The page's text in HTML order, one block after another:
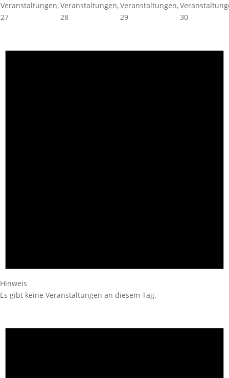
Veranstaltungen,
27
Veranstaltungen,
28
Veranstaltungen,
29
30
Hinweis
Es gibt keine Veranstaltungen an diesem Tag.